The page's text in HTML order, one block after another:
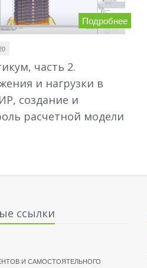
Подробнее
часть 2.
и нагрузки в
создание и
расчетной модели
ссылки
И САМОСТОЯТЕЛЬНОГО